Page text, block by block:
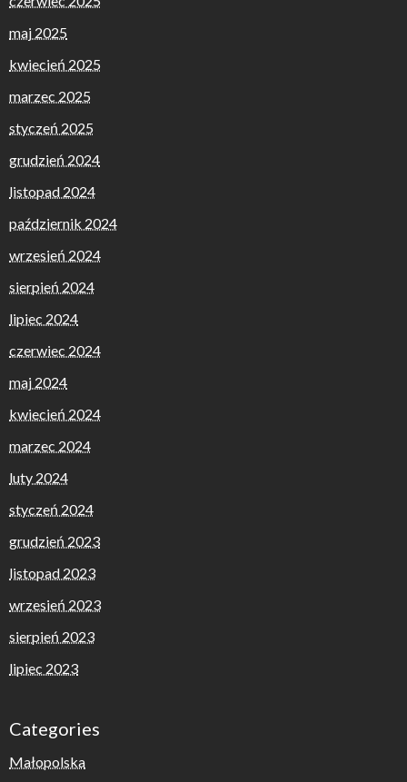
maj 2025
kwiecień 2025
marzec 2025
styczeń 2025
grudzień 2024
listopad 2024
październik 2024
wrzesień 2024
sierpień 2024
lipiec 2024
czerwiec 2024
maj 2024
kwiecień 2024
marzec 2024
luty 2024
styczeń 2024
grudzień 2023
listopad 2023
wrzesień 2023
sierpień 2023
lipiec 2023
Categories
Małopolska